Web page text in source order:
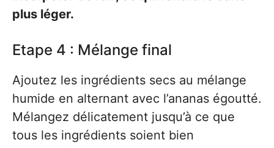
plus léger.
Etape 4 : Mélange final
Ajoutez les ingrédients secs au mélange
humide en alternant avec l’ananas égoutté.
Mélangez délicatement jusqu’à ce que
tous les ingrédients soient bien